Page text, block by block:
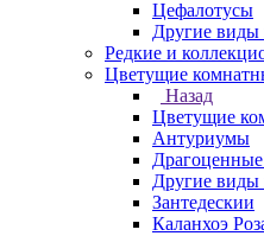
Цефалотусы
Другие
Редкие и
Цветущие
Назад
Цветущие
Антуриумы
Другие виды
Зантедескии
Каланхоэ